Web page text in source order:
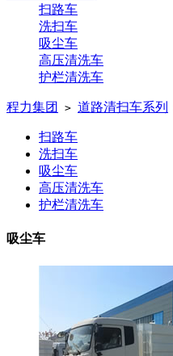
扫路车
洗扫车
吸尘车
高压清洗车
护栏清洗车
程力集团 > 道路清扫车系列
扫路车
洗扫车
吸尘车
高压清洗车
护栏清洗车
吸尘车